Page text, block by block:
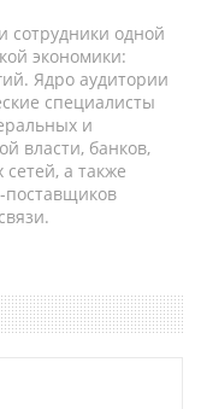
сотрудники одной
экономики:
Ядро аудитории
специалисты
и
власти, банков,
а также
поставщиков